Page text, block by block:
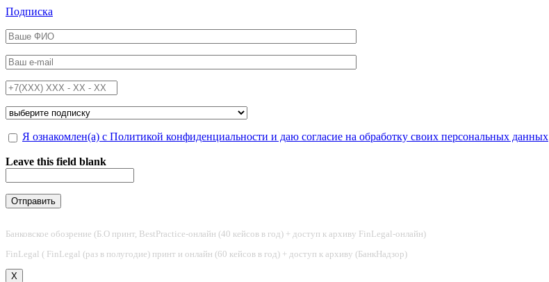
Перейти к основному содержанию
Подписка
ФИО*
Email*
Телефон*
Подписка на*
Обработка персональных данных*
Я ознакомлен(а) с Политикой конфиденциальности и даю согласие на обработку своих персональных данных
Leave this field blank
Банковское обозрение (Б.О принт, BestPractice-онлайн (40 кейсов в год) + доступ к архиву FinLegal-онлайн)
FinLegal ( FinLegal (раз в полугодие) принт и онлайн (60 кейсов в год) + доступ к архиву (БанкНадзор)
X